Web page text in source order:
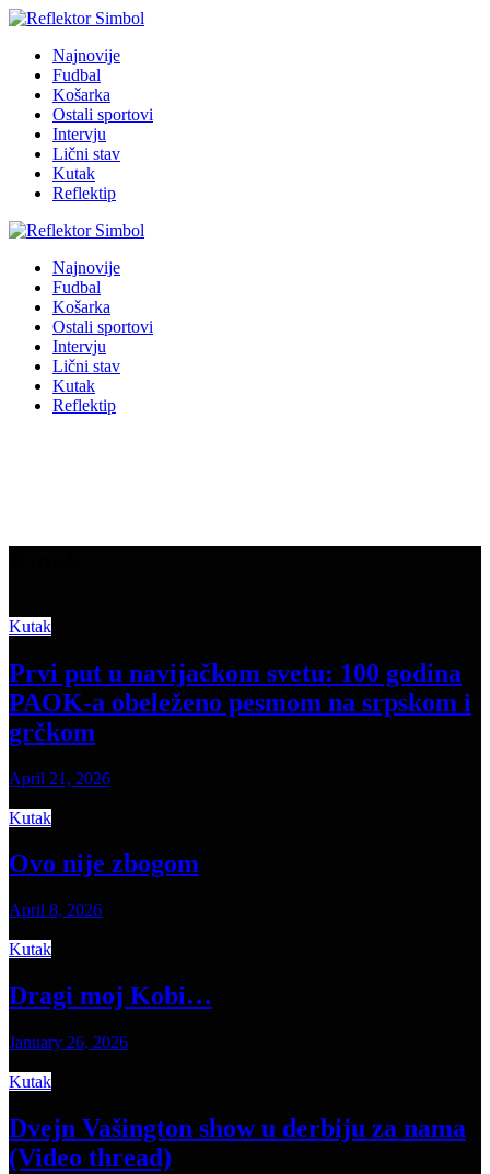
Najnovije
Fudbal
Košarka
Ostali sportovi
Intervju
Lični stav
Kutak
Reflektip
Najnovije
Fudbal
Košarka
Ostali sportovi
Intervju
Lični stav
Kutak
Reflektip
Kutak
Prvi put u navijačkom svetu: 100 godina
PAOK-a obeleženo pesmom na srpskom i
grčkom
April 21, 2026
Kutak
Ovo nije zbogom
April 8, 2026
Kutak
Dragi moj Kobi…
January 26, 2026
Kutak
Dvejn Vašington show u derbiju za nama
(Video thread)